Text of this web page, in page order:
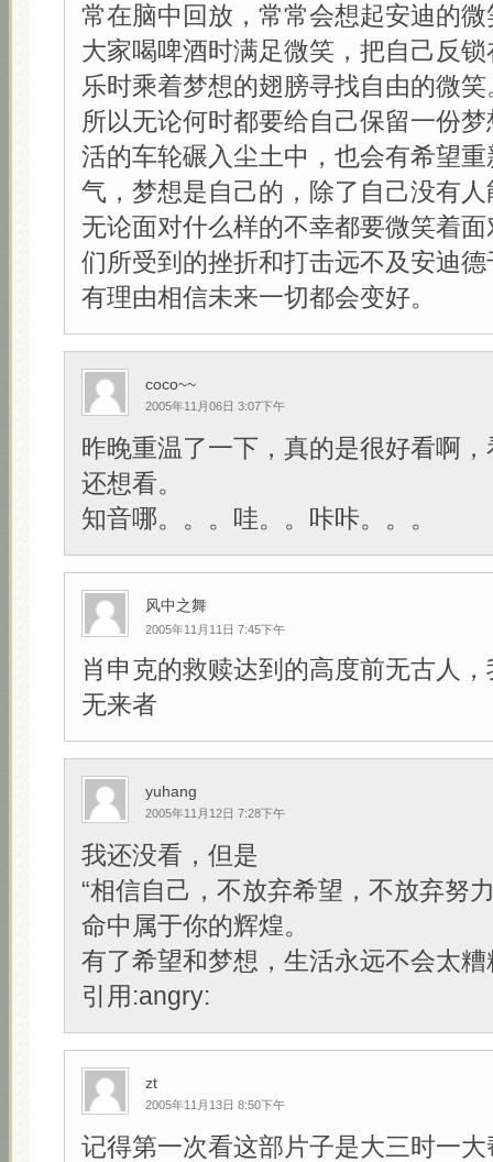
常在脑中回放，常常会想起安迪的
大家喝啤酒时满足微笑，把自己反
乐时乘着梦想的翅膀寻找自由的微笑
所以无论何时都要给自己保留一份
活的车轮碾入尘土中，也会有希望
气，梦想是自己的，除了自己没有
无论面对什么样的不幸都要微笑着
们所受到的挫折和打击远不及安迪
有理由相信未来一切都会变好。
coco~~
2005年11月06日 3:07下午
昨晚重温了一下，真的是很好看啊
还想看。
知音哪。。。哇。。咔咔。。。
风中之舞
2005年11月11日 7:45下午
肖申克的救赎达到的高度前无古人
无来者
yuhang
2005年11月12日 7:28下午
我还没看，但是
“相信自己，不放弃希望，不放弃努
命中属于你的辉煌。
有了希望和梦想，生活永远不会太糟
引用:angry:
zt
2005年11月13日 8:50下午
记得第一次看这部片子是大三时一